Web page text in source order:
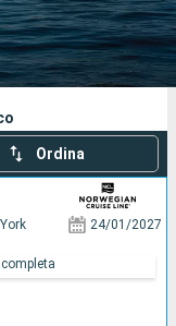
Ordina
24/01/2027